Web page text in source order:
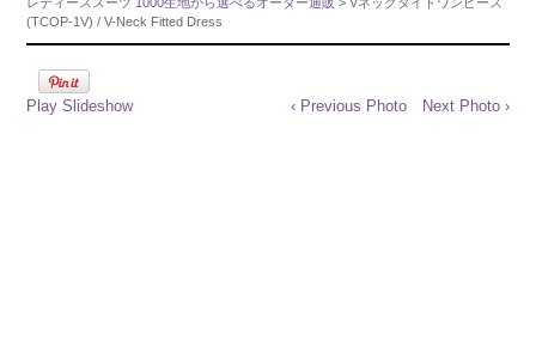
(TCOP-1V) / V-Neck Fitted Dress
Play Slideshow ‹ Previous Photo Next Photo ›